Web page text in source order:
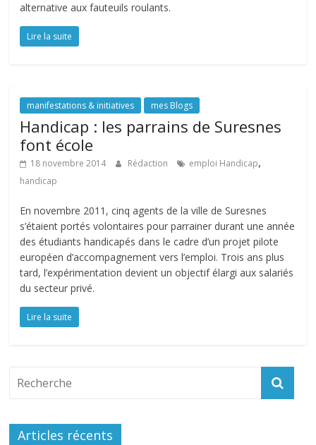
alternative aux fauteuils roulants.
Lire la suite
manifestations & initiatives mes Blogs
Handicap : les parrains de Suresnes
font école
18 novembre 2014 Rédaction emploi Handicap,
handicap
En novembre 2011, cinq agents de la ville de Suresnes
s’étaient portés volontaires pour parrainer durant une année
des étudiants handicapés dans le cadre d’un projet pilote
européen d’accompagnement vers l’emploi. Trois ans plus
tard, l’expérimentation devient un objectif élargi aux salariés
du secteur privé.
Lire la suite
Articles récents